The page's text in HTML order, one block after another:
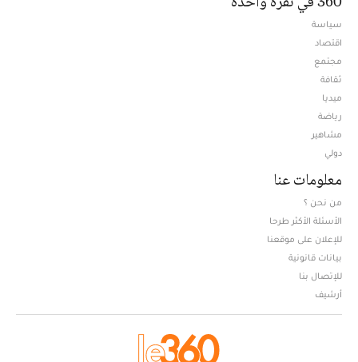
سياسة
اقتصاد
مجتمع
ثقافة
ميديا
رياضة
مشاهير
دولي
معلومات عنا
من نحن ؟
الأسئلة الأكثر طرحا
للإعلان على موقعنا
بيانات قانونية
للإتصال بنا
أرشيف